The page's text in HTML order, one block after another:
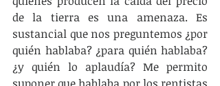
de la tierra es una amenaza. Es
sustancial que nos preguntemos ¿por
quién hablaba? ¿para quién hablaba?
¿y quién lo aplaudía? Me permito